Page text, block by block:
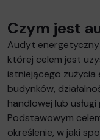
Czym jest
Audyt
której celem jest
istniejącego zużycia
budynków,
handlowej lub
Podstawowym
określenie, w jaki